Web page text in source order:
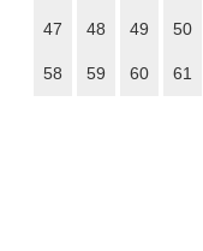
47 48 49 50
58 59 60 61